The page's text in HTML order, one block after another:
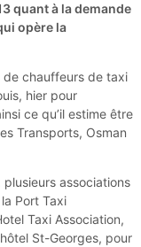
quant à la demande
opère la
de chauffeurs de taxi
hier pour
ce qu’il estime être
Transports, Osman
associations
Port Taxi
Taxi Association,
St-Georges, pour